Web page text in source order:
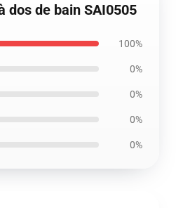
dos de bain SAI0505
100%
0%
0%
0%
0%